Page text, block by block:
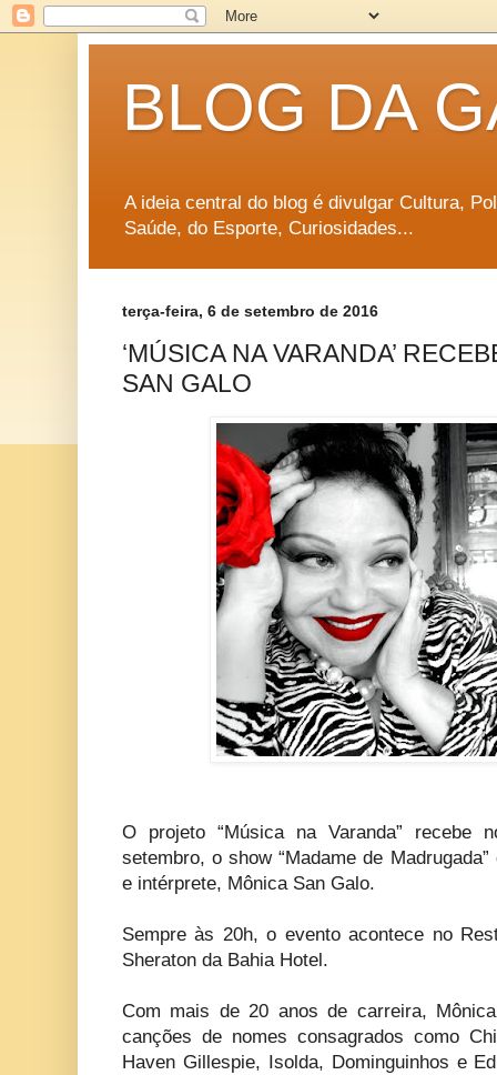
BLOG DA
A ideia central do blog é divulgar Cultura,
Saúde, do Esporte, Curiosidades...
terça-feira, 6 de setembro de 2016
‘MÚSICA NA VARANDA’
SAN GALO
O projeto “Música na Varanda”
setembro, o show “Madame de
e intérprete, Mônica San Galo.
Sempre às 20h, o evento acontece no
Sheraton da Bahia Hotel.
Com mais de 20 anos de carreira,
canções de nomes consagrados como
Haven Gillespie, Isolda, Dominguinhos e